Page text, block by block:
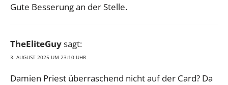
Gute Besserung an der Stelle.
TheEliteGuysagt:
3. AUGUST 2025 UM 23:10 UHR
Damien Priest überraschend nicht auf der Card? Da